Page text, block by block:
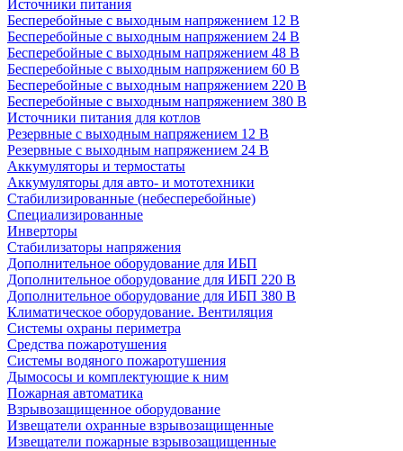
Источники питания
Бесперебойные с выходным напряжением 12 В
Бесперебойные с выходным напряжением 24 В
Бесперебойные с выходным напряжением 48 В
Бесперебойные с выходным напряжением 60 В
Бесперебойные с выходным напряжением 220 В
Бесперебойные с выходным напряжением 380 В
Источники питания для котлов
Резервные с выходным напряжением 12 В
Резервные с выходным напряжением 24 В
Аккумуляторы и термостаты
Аккумуляторы для авто- и мототехники
Стабилизированные (небесперебойные)
Специализированные
Инверторы
Стабилизаторы напряжения
Дополнительное оборудование для ИБП
Дополнительное оборудование для ИБП 220 В
Дополнительное оборудование для ИБП 380 В
Климатическое оборудование. Вентиляция
Системы охраны периметра
Средства пожаротушения
Системы водяного пожаротушения
Дымососы и комплектующие к ним
Пожарная автоматика
Взрывозащищенное оборудование
Извещатели охранные взрывозащищенные
Извещатели пожарные взрывозащищенные